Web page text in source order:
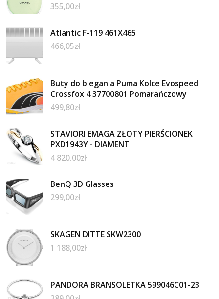
355,00zł
Atlantic F-119 461X465
466,05zł
Buty do biegania Puma Kolce Evospeed
Crossfox 4 37700801 Pomarańczowy
499,80zł
STAVIORI EMAGA ZŁOTY PIERŚCIONEK
PXD1943Y - DIAMENT
4 820,00zł
BenQ 3D Glasses
299,00zł
SKAGEN DITTE SKW2300
1 188,00zł
PANDORA BRANSOLETKA 599046C01-23